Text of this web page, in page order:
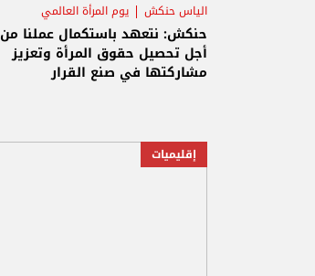
الياس حنكش
يوم المرأة العالمي
حزب الكتائب اللبنانية
حنكش: نتعهد باستكمال عملنا من
أجل تحصيل حقوق المرأة وتعزيز
مشاركتها في صنع القرار
إقليميات